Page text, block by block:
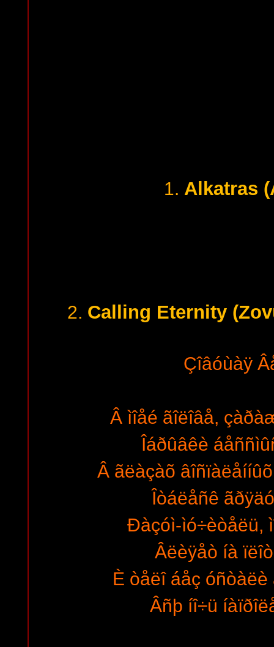
1. Alkatras
2. Calling Eternity
Çîâóùàÿ
Â ìîåé ãîëîâå,
Îáðûâêè
Â ãëàçàõ
Îòáëåñê
Ðàçóì-ìó÷èòåëü,
Âëèÿåò íà
È òåëî áåç
Âñþ íî÷ü